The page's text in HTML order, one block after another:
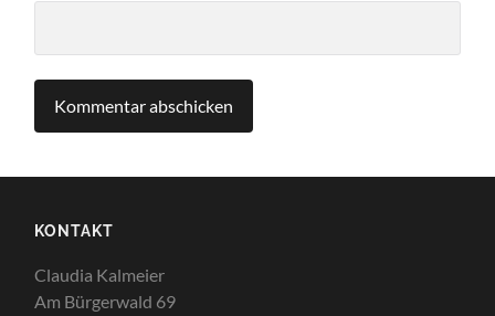
KONTAKT
Claudia Kalmeier
Am Bürgerwald 69